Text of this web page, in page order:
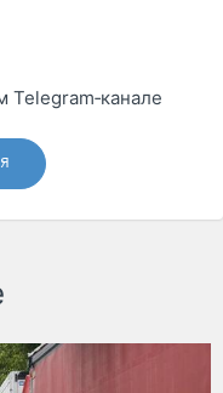
Telegram‑канале